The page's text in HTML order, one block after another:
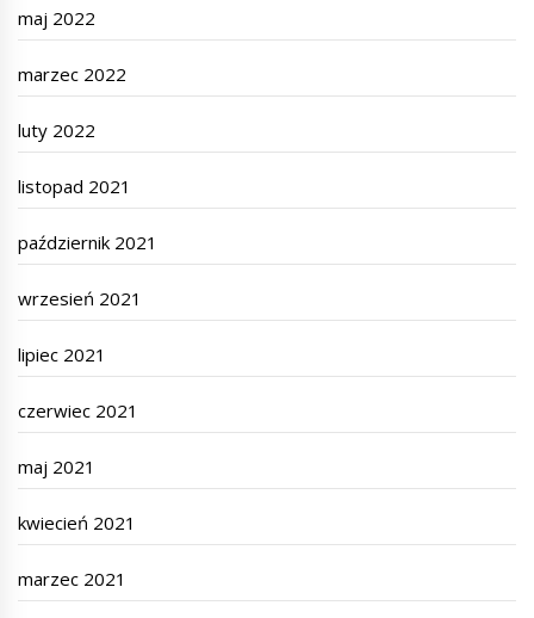
maj 2022
marzec 2022
luty 2022
listopad 2021
październik 2021
wrzesień 2021
lipiec 2021
czerwiec 2021
maj 2021
kwiecień 2021
marzec 2021